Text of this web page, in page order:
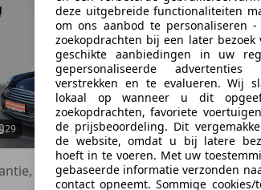
29
€
04/2014
deze uitgebreide functionaliteiten
om ons aanbod te personaliseren
zoekopdrachten bij een later
geschikte aanbiedingen in uw
gepersonaliseerde
verstrekken en te evalueren. Wij
lokaal op wanneer u dit
zoekopdrachten, favoriete
de prijsbeoordeling. Dit
de website, omdat u bij latere
hoeft in te voeren. Met uw
gebaseerde informatie verzonden
contact opneemt. Sommige